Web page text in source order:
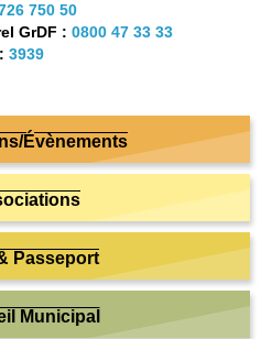
750 50
GrDF : 0800 47 33 33
3939
Évènements
Passeport
Municipal